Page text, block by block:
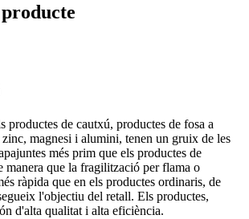
productes de cautxú, productes de fosa a
magnesi i alumini, tenen un gruix de les
més prim que els productes de
manera que la fragilització per flama o
ràpida que en els productes ordinaris, de
l'objectiu del retall. Els productes,
d'alta qualitat i alta eficiència.